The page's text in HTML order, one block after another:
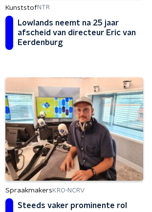
KunststofNTR
Lowlands neemt na 25 jaar
afscheid van directeur Eric van
Eerdenburg
Spraakmakers KRO-NCRV
Steeds vaker prominente rol